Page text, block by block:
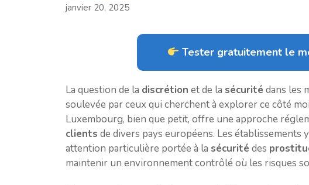
janvier 20, 2025
Tester gratuitement le
La question de la discrétion et de la sécurité dans les
soulevée par ceux qui cherchent à explorer ce côté
Luxembourg, bien que petit, offre une approche
clients de divers pays européens. Les établissements
attention particulière portée à la sécurité des
maintenir un environnement contrôlé où les risques